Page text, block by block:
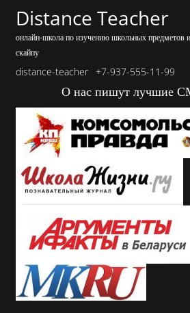
Distance Teacher
онлайн-школа по изучению школьных предметов
скайпу
distance-teacher +7-937-555-11-99
О нас пишут лучшие